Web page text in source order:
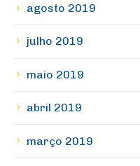
agosto 2019
julho 2019
maio 2019
abril 2019
março 2019